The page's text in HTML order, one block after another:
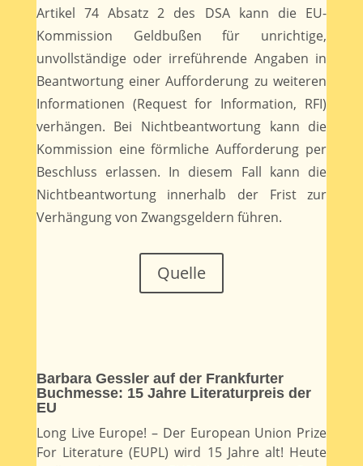
Artikel 74 Absatz 2 des DSA kann die EU-
Kommission Geldbußen für unrichtige,
unvollständige oder irreführende Angaben in
Beantwortung einer Aufforderung zu weiteren
Informationen (Request for Information, RFI)
verhängen. Bei Nichtbeantwortung kann die
Kommission eine förmliche Aufforderung per
Beschluss erlassen. In diesem Fall kann die
Nichtbeantwortung innerhalb der Frist zur
Verhängung von Zwangsgeldern führen.
Quelle
Barbara Gessler auf der Frankfurter
Buchmesse: 15 Jahre Literaturpreis der
EU
Long Live Europe! – Der European Union Prize
For Literature (EUPL) wird 15 Jahre alt! Heute